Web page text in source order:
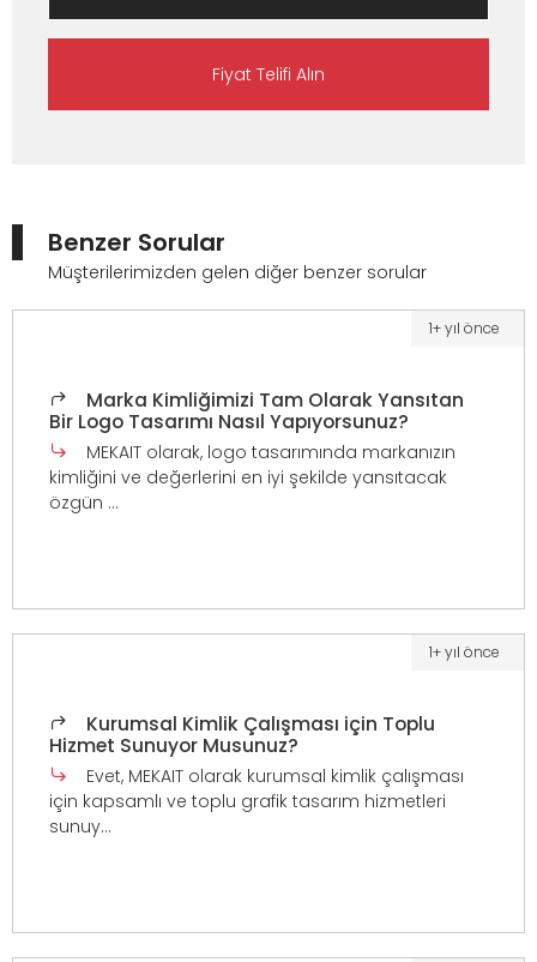
Fiyat Telifi Alın
Benzer Sorular
Müşterilerimizden gelen diğer benzer sorular
1+ yıl önce
Marka Kimliğimizi Tam Olarak Yansıtan
Bir Logo Tasarımı Nasıl Yapıyorsunuz?
MEKAIT olarak, logo tasarımında markanızın
kimliğini ve değerlerini en iyi şekilde yansıtacak
özgün ...
1+ yıl önce
Kurumsal Kimlik Çalışması için Toplu
Hizmet Sunuyor Musunuz?
Evet, MEKAIT olarak kurumsal kimlik çalışması
için kapsamlı ve toplu grafik tasarım hizmetleri
sunuy...